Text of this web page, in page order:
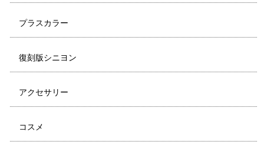
プラスカラー
復刻版シニヨン
アクセサリー
コスメ